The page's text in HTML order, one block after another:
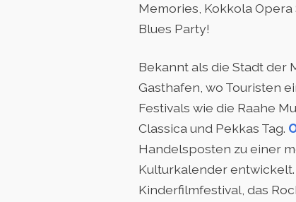
Memories, Kokkola
Blues Party!
Bekannt als die Stadt der
Gasthafen, wo Touristen
Festivals wie die Raahe
Classica und Pekkas Tag.
Handelsposten zu einer
Kulturkalender
Kinderfilmfestival, das